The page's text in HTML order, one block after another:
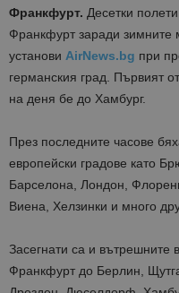
Франкфурт. Десетки
Франкфурт заради зимните
установи AirNews.bg при
германския град. Първият
на деня бе до Хамбург.
През последните часове
европейски градове като
Барселона, Лондон,
Виена, Хелзинки и много
Засегнати са и вътрешните
Франкфурт до Берлин,